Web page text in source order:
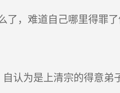
，难道自己哪里得罪了
认为是上清宗的得意弟